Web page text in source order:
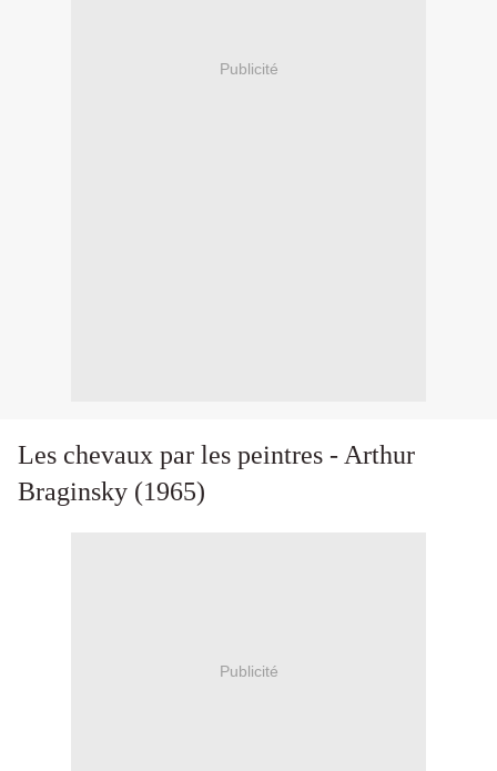
Publicité
Les chevaux par les peintres - Arthur
Braginsky (1965)
Publicité